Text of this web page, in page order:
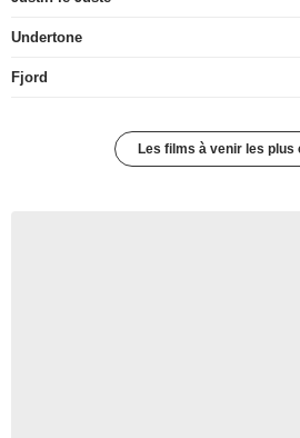
Undertone
Fjord
Les films à venir les plus